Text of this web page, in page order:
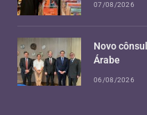
07/08/2026
Novo
Árabe
06/08/2026